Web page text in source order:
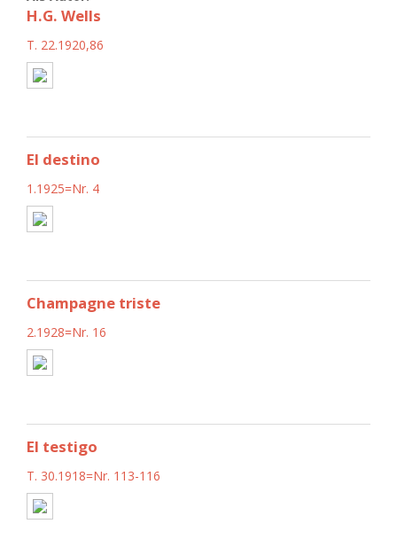
H.G. Wells
T. 22.1920,86
El destino
1.1925=Nr. 4
Champagne triste
2.1928=Nr. 16
El testigo
T. 30.1918=Nr. 113-116